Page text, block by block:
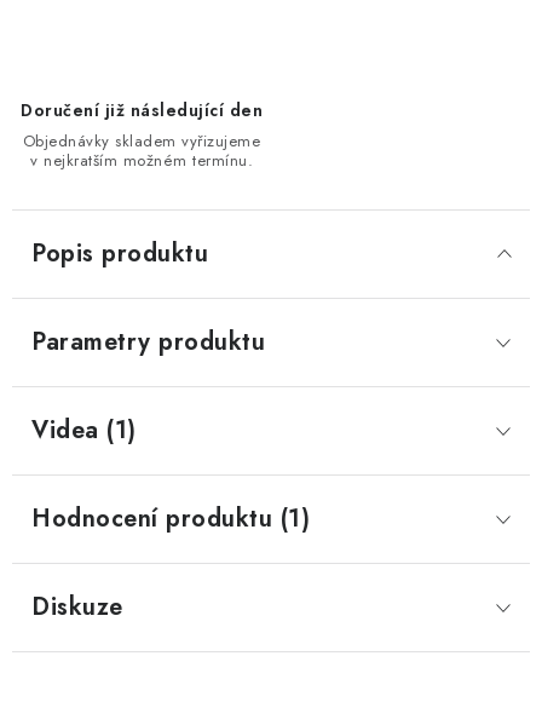
Doručení již následující den
Objednávky skladem vyřizujeme
v nejkratším možném termínu.
Popis produktu
Parametry produktu
Videa (1)
Hodnocení produktu (1)
Diskuze